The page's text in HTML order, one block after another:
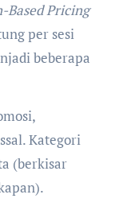
Based Pricing
per sesi
beberapa
Kategori
(berkisar